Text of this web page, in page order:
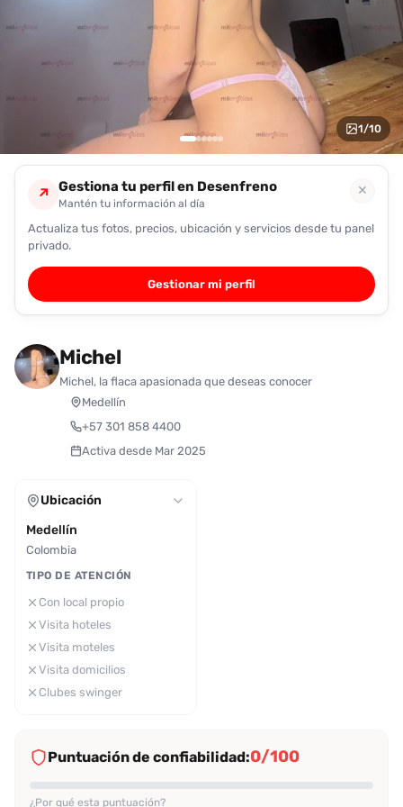
fácilmente.
1/10
↗ Gestiona tu perfil en Desenfreno
Mantén tu información al día
✕
Actualiza tus fotos, precios, ubicación y servicios desde tu panel
privado.
Gestionar mi perfil
Michel
Michel, la flaca apasionada que deseas conocer
Medellín
+57 301 858 4400
Activa desde Mar 2025
Ubicación
Medellín
Colombia
TIPO DE ATENCIÓN
Con local propio
Visita hoteles
Visita moteles
Visita domicilios
Clubes swinger
Puntuación de confiabilidad:0/100
¿Por qué esta puntuación?